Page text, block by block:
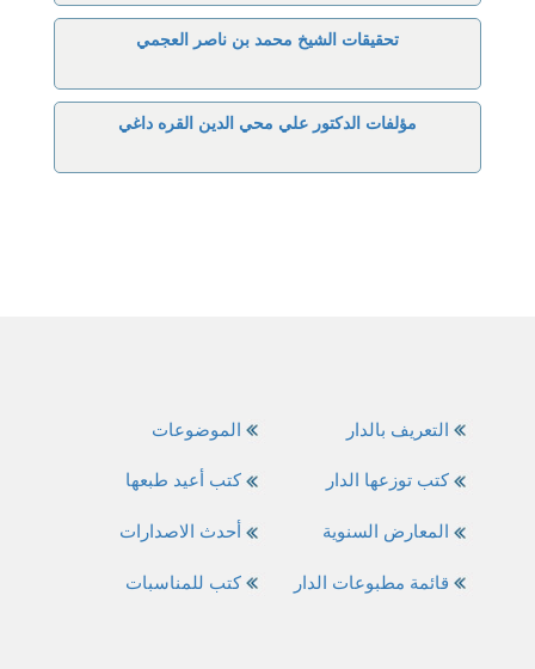
تحقيقات الشيخ محمد بن ناصر العجمي
مؤلفات الدكتور علي محي الدين القره داغي
الموضوعات
كتب أعيد طبعها
أحدث الاصدارات
كتب للمناسبات
التعريف بالدار
كتب توزعها الدار
المعارض السنوية
قائمة مطبوعات الدار